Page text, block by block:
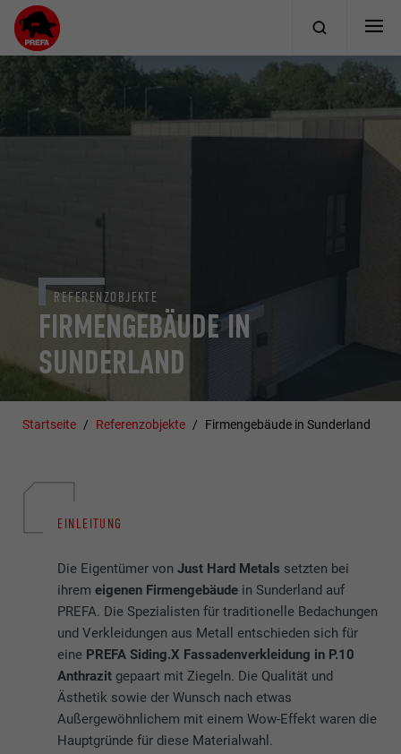
FIRMENGEBÄUDE IN
SUNDERLAND
REFERENZOBJEKTE
Startseite Referenzobjekte Firmengebäude in Sunderland
EINLEITUNG
Die Eigentümer vonJust Hard Metals setzten bei
ihremeigenen Firmengebäude in Sunderland auf
PREFA. Die Spezialisten für traditionelle Bedachungen
und Verkleidungen aus Metall entschieden sich für
eine PREFA Siding.X Fassadenverkleidung in P.10
Anthrazit gepaart mit Ziegeln. Die Qualität und
Ästhetik sowie der Wunsch nach etwas
Außergewöhnlichem mit einem Wow-Effekt waren die
Hauptgründe für diese Materialwahl.